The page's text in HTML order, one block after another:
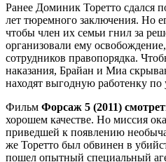
Ранее Доминик Торетто сдался
лет тюремного заключения. Но
чтобы член их семьи гнил за
организовали ему
сотрудников правопорядка.
наказания, Брайан и Миа
находят выгодную работенку по
Фильм Форсаж 5 (2011)
хорошем качестве. Но миссия
приведшей к появлению
же Торетто был обвинен в
пошел опытный специальный